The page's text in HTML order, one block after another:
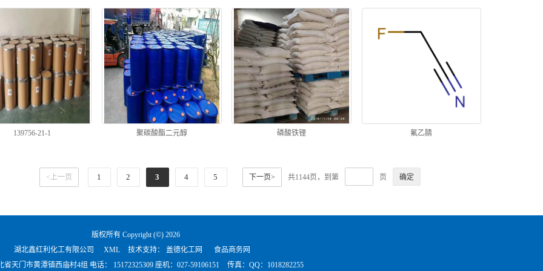
烯
139756-21-1 聚碳酸酯二元醇 磷酸铁锂 氟乙腈
<上一页 1 2 3 4 5 下一页> 共1144页，到第 页
版权所有 Copyright (©) 2026
湖北鑫红利化工有限公司
XML 技术支持： 盖德化工网
食品商务网
省天门市黄潭镇西庙村4组 电话：
15172325309 座机：027-59106151 传真：QQ：1018282255